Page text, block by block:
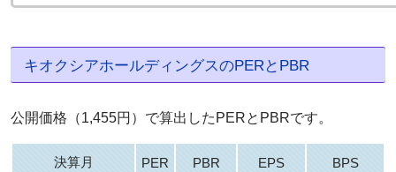
キオクシアホールディングスのPERとPBR
公開価格（1,455円）で算出したPERとPBRです。
決算月 PER PBR EPS
BPS